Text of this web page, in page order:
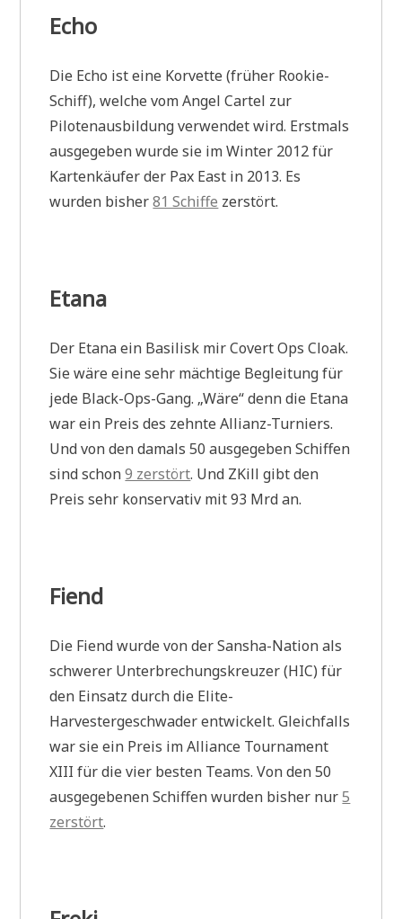
Echo
Die Echo ist eine Korvette (früher Rookie-
Schiff), welche vom Angel Cartel zur
Pilotenausbildung verwendet wird. Erstmals
ausgegeben wurde sie im Winter 2012 für
Kartenkäufer der Pax East in 2013. Es
wurden bisher81 Schiffe zerstört.
Etana
Der Etana ein Basilisk mir Covert Ops Cloak.
Sie wäre eine sehr mächtige Begleitung für
jede Black-Ops-Gang. „Wäre“ denn die Etana
war ein Preis des zehnte Allianz-Turniers.
Und von den damals 50 ausgegeben Schiffen
sind schon9 zerstört. Und ZKill gibt den
Preis sehr konservativ mit 93 Mrd an.
Fiend
Die Fiend wurde von der Sansha-Nation als
schwerer Unterbrechungskreuzer (HIC) für
den Einsatz durch die Elite-
Harvestergeschwader entwickelt. Gleichfalls
war sie ein Preis im Alliance Tournament
XIII für die vier besten Teams. Von den 50
ausgegebenen Schiffen wurden bisher nur5
zerstört.